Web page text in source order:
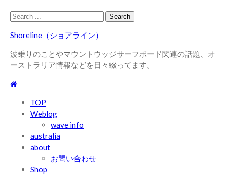
Skip
navigation
Skip
content
Search
Shoreline（ショアライン）
波乗りのことやマウントウッジサーフボード関連の話題、オ
ーストラリア情報などを日々綴ってます。
TOP
Weblog
wave info
australia
about
お問い合わせ
Shop